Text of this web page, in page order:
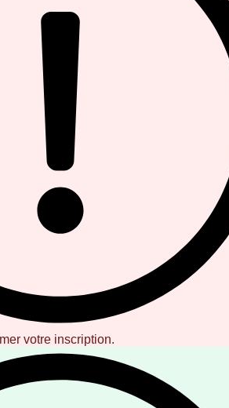
votre inscription.